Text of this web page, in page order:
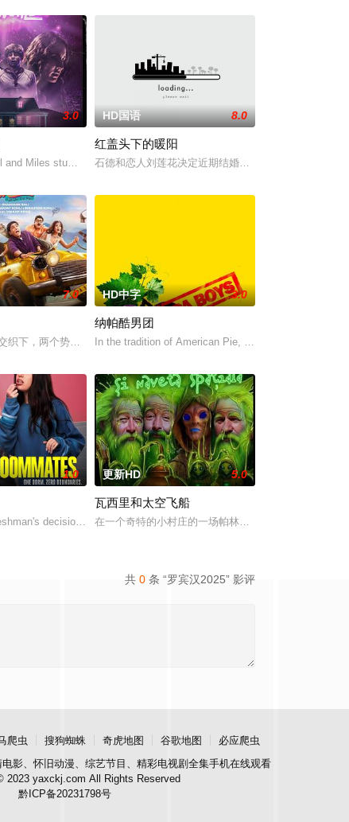
择？罗马某个寻常夜晚，
在争夺话语权，灵魂又会做出何种选择？罗马某个寻常夜晚，
3.0
and Miles stumble upon a remote cab
HD国语 8.0
红盖头下的暖阳
石德和恋人刘莲花决定近期结婚，石德一直隐瞒自己
星Jackie（成龙 饰）意外穿越进入与世隔绝的原始部落
7.0
织下，两个势不两立的邻居维布希蒂和蒂瓦里，带着各自的妻子踏上了一
HD中字 3.0
纳帕酷男团
In the tradition of American Pie, Lord of the Rings,
名媛，始终不愿放手让儿子拉贾独立。
1.0
decision to room with a
更新HD 5.0
瓦西里和太空飞船
在一个奇特的小村庄的一场帕林卡酒节期间，一位外
共 0 条 “罗宾汉2025” 影评
爬虫 搜狗蜘蛛 奇虎地图 谷歌地图
必应爬虫
影、怀旧动漫、综艺节目、精彩电视剧全集手机在线观看
2023 yaxckj.com All Rights Reserved
黔ICP备20231798号